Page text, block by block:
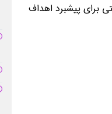
برای پیشبرد اهداف